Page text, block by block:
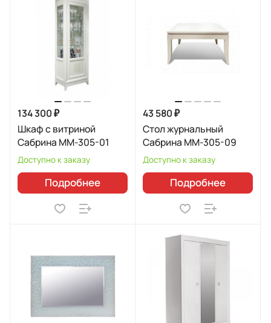
134 300 ₽
Шкаф с витриной
Сабрина ММ-305-01
Доступно к заказу
Подробнее
43 580 ₽
Стол журнальный
Сабрина ММ-305-09
Доступно к заказу
Подробнее